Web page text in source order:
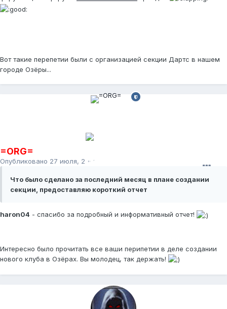
Вот такие перепетии были с организацией секции Дартс в нашем
городе Озёры...
=ORG=
Опубликовано 27 июля, 2009
Что было сделано за последний месяц в плане создании
секции, предоставляю короткий отчет
haron04 - спасибо за подробный и информативный отчет!
Интересно было прочитать все ваши перипетии в деле создании
нового клуба в Озёрах. Вы молодец, так держать!